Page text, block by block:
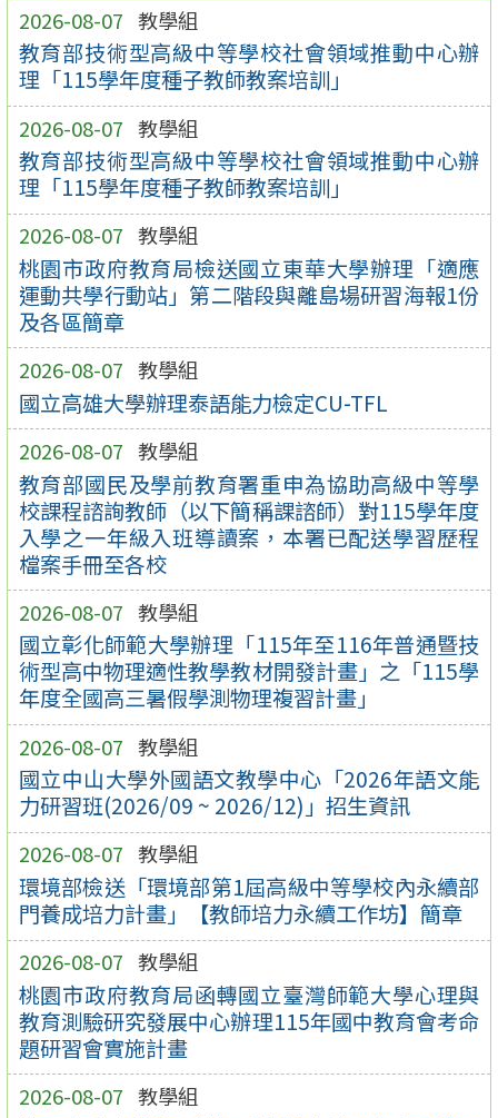
2026-08-07 教學組
教育部技術型高級中等學校社會領域推動中心辦
理「115學年度種子教師教案培訓」
2026-08-07 教學組
教育部技術型高級中等學校社會領域推動中心辦
理「115學年度種子教師教案培訓」
2026-08-07 教學組
桃園市政府教育局檢送國立東華大學辦理「適應
運動共學行動站」第二階段與離島場研習海報1份
及各區簡章
2026-08-07 教學組
國立高雄大學辦理泰語能力檢定CU-TFL
2026-08-07 教學組
教育部國民及學前教育署重申為協助高級中等學
校課程諮詢教師（以下簡稱課諮師）對115學年度
入學之一年級入班導讀案，本署已配送學習歷程
檔案手冊至各校
2026-08-07 教學組
國立彰化師範大學辦理「115年至116年普通暨技
術型高中物理適性教學教材開發計畫」之「115學
年度全國高三暑假學測物理複習計畫」
2026-08-07 教學組
國立中山大學外國語文教學中心「2026年語文能
力研習班(2026/09 ~ 2026/12)」招生資訊
2026-08-07 教學組
環境部檢送「環境部第1屆高級中等學校內永續部
門養成培力計畫」【教師培力永續工作坊】簡章
2026-08-07 教學組
桃園市政府教育局函轉國立臺灣師範大學心理與
教育測驗研究發展中心辦理115年國中教育會考命
題研習會實施計畫
2026-08-07 教學組